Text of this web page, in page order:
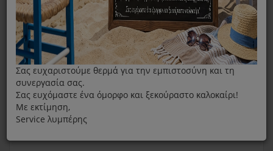
Σας ευχαριστούμε θερμά για την εμπιστοσύνη και τη
συνεργασία σας.
Σας ευχόμαστε ένα όμορφο και ξεκούραστο καλοκαίρι!
Με εκτίμηση,
Service λυμπέρης